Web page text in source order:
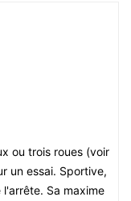
ou trois roues (voir
un essai. Sportive,
Sa maxime